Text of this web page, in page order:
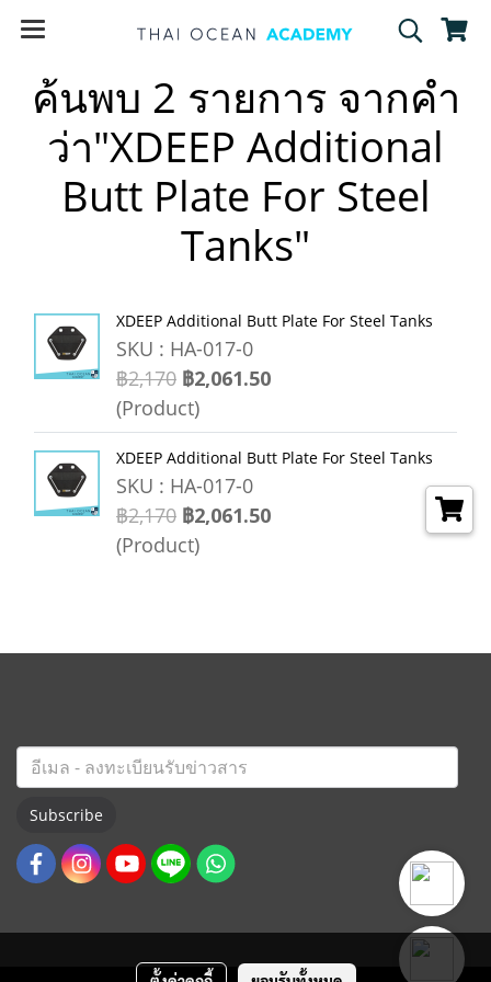
ค้นพบ 2 รายการ จากคำ
ว่า"XDEEP Additional
Butt Plate For Steel
Tanks"
XDEEP Additional Butt Plate For Steel Tanks
SKU : HA-017-0
฿2,170 ฿2,061.50
(Product)
XDEEP Additional Butt Plate For Steel Tanks
SKU : HA-017-0
฿2,170 ฿2,061.50
(Product)
Subscribe